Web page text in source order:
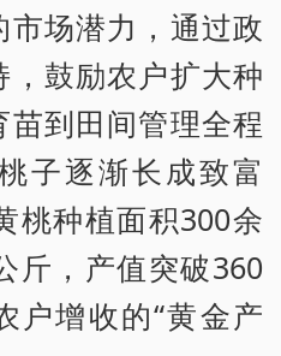
场潜力，通过政
鼓励农户扩大种
到田间管理全程
子逐渐长成致富
桃种植面积300余
斤，产值突破360
户增收的“黄金产